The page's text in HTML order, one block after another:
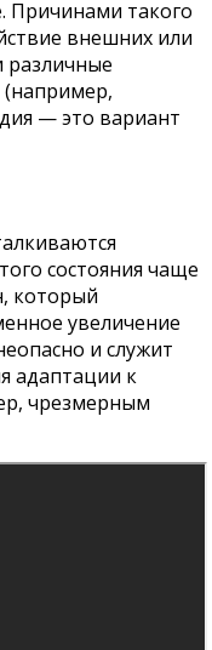
такого
внешних или
различные
(например,
— это вариант
состояния чаще
который
увеличение
и служит
адаптации к
чрезмерным